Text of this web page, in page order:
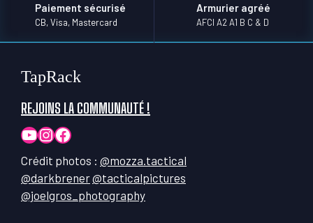
Paiement sécurisé
CB, Visa, Mastercard
Armurier agréé
AFCI A2 A1 B C & D
TapRack
REJOINS LA COMMUNAUTÉ !
YouTube
Instagram
Facebook
Crédit photos : @mozza.tactical
@darkbrener@tacticalpictures
@joelgros_photography